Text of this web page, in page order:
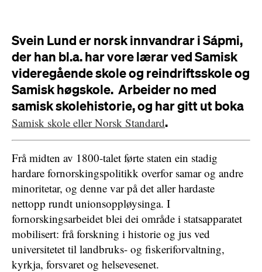
Svein Lund er norsk innvandrar i Sápmi,
der han bl.a. har vore lærar ved Samisk
videregående skole og reindriftsskole og
Samisk høgskole. Arbeider no med
samisk skolehistorie, og har gitt ut boka
Samisk skole eller Norsk Standard.
Frå midten av 1800-talet førte staten ein stadig
hardare fornorskingspolitikk overfor samar og andre
minoritetar, og denne var på det aller hardaste
nettopp rundt unionsoppløysinga. I
fornorskingsarbeidet blei dei område i statsapparatet
mobilisert: frå forskning i historie og jus ved
universitetet til landbruks- og fiskeriforvaltning,
kyrkja, forsvaret og helsevesenet.